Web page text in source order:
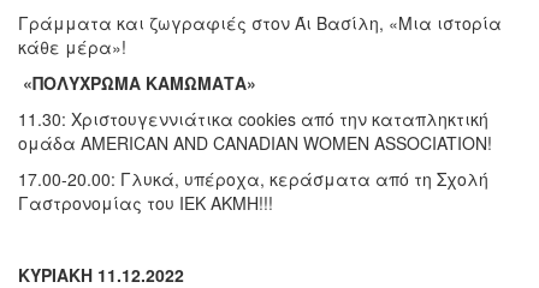
Γράμματα και ζωγραφιές στον Άι Βασίλη, «Μια ιστορία
κάθε μέρα»!
«ΠΟΛΥΧΡΩΜΑ ΚΑΜΩΜΑΤΑ»
11.30: Χριστουγεννιάτικα cookies από την καταπληκτική
ομάδα AMERICAN AND CANADIAN WOMEN ASSOCIATION!
17.00-20.00: Γλυκά, υπέροχα, κεράσματα από τη Σχολή
Γαστρονομίας του ΙΕΚ ΑΚΜΗ!!!
ΚΥΡΙΑΚΗ 11.12.2022